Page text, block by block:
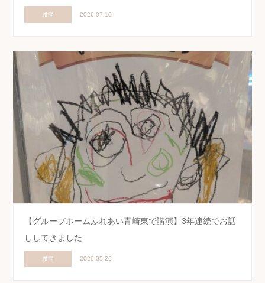
腰痛 2026.07.10
【グループホームふれあい青崎東で講演】3年連続でお話
ししてきました
腰痛 2026.05.26